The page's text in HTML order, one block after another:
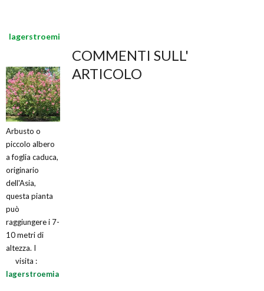
lagerstroemia
Arbusto o
piccolo albero
a foglia caduca,
originario
dell'Asia,
questa pianta
può
raggiungere i 7-
10 metri di
altezza. I
visita :
lagerstroemia
COMMENTI SULL'
ARTICOLO